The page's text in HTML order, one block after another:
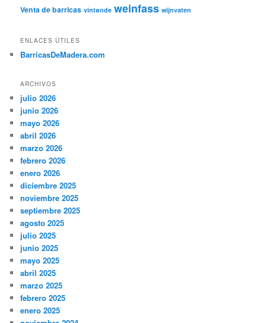
Venta de barricas vintønde weinfass wijnvaten
ENLACES ÚTILES
BarricasDeMadera.com
ARCHIVOS
julio 2026
junio 2026
mayo 2026
abril 2026
marzo 2026
febrero 2026
enero 2026
diciembre 2025
noviembre 2025
septiembre 2025
agosto 2025
julio 2025
junio 2025
mayo 2025
abril 2025
marzo 2025
febrero 2025
enero 2025